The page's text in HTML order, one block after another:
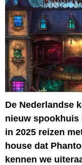
De Nederlandse
nieuw spookhuis
in 2025 reizen
house dat
kennen we